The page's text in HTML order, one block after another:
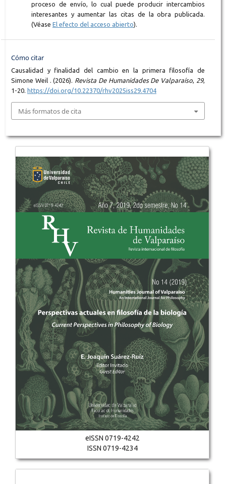
proceso de envío, lo cual puede producir intercambios
interesantes y aumentar las citas de la obra publicada.
(Véase El efecto del acceso abierto).
Cómo citar
Causalidad y finalidad del cambio en la primera filosofía de
Simone Weil . (2026). Revista De Humanidades De Valparaíso, 29,
1-20. https://doi.org/10.22370/rhv2025iss29.4704
Más formatos de cita
eISSN 0719-4242
ISSN 0719-4234